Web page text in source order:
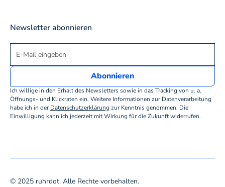
Newsletter abonnieren
Ich willige in den Erhalt des Newsletters sowie in das Tracking von u. a.
Öffnungs- und Klickraten ein. Weitere Informationen zur Datenverarbeitung
habe ich in derDatenschutzerklärung zur Kenntnis genommen. Die
Einwilligung kann ich jederzeit mit Wirkung für die Zukunft widerrufen.
© 2025 ruhrdot. Alle Rechte vorbehalten.